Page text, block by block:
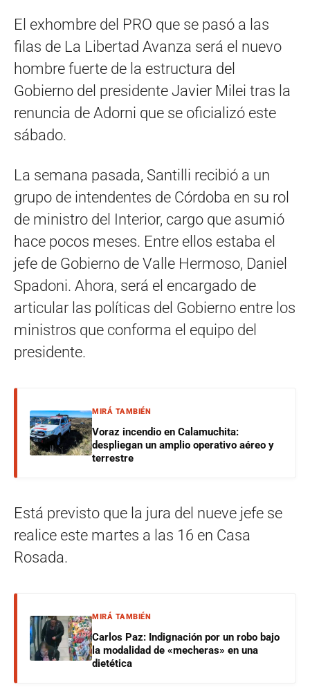
El exhombre del PRO que se pasó a las
filas de La Libertad Avanza será el nuevo
hombre fuerte de la estructura del
Gobierno del presidente Javier Milei tras la
renuncia de Adorni que se oficializó este
sábado.
La semana pasada, Santilli recibió a un
grupo de intendentes de Córdoba en su rol
de ministro del Interior, cargo que asumió
hace pocos meses. Entre ellos estaba el
jefe de Gobierno de Valle Hermoso, Daniel
Spadoni. Ahora, será el encargado de
articular las políticas del Gobierno entre los
ministros que conforma el equipo del
presidente.
MIRÁ TAMBIÉN
Voraz incendio en Calamuchita:
despliegan un amplio operativo aéreo y
terrestre
Está previsto que la jura del nueve jefe se
realice este martes a las 16 en Casa
Rosada.
MIRÁ TAMBIÉN
Carlos Paz: Indignación por un robo bajo
la modalidad de «mecheras» en una
dietética